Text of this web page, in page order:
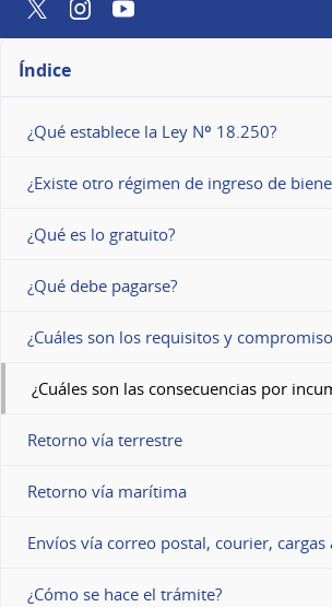
TwitterInstagramYouTube
Índice
¿Qué establece la Ley Nº 18.250?
¿Existe otro régimen de ingreso de
¿Qué es lo gratuito?
¿Qué debe pagarse?
¿Cuáles son los requisitos y
¿Cuáles son las consecuencias por
Retorno vía terrestre
Retorno vía marítima
Envíos vía correo postal, courier, cargas
¿Cómo se hace el trámite?